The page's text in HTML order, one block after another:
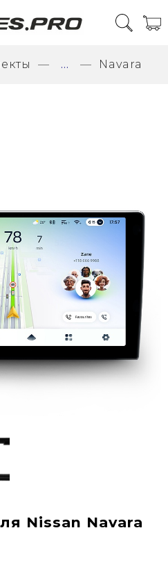
... Navara
Nissan Navara